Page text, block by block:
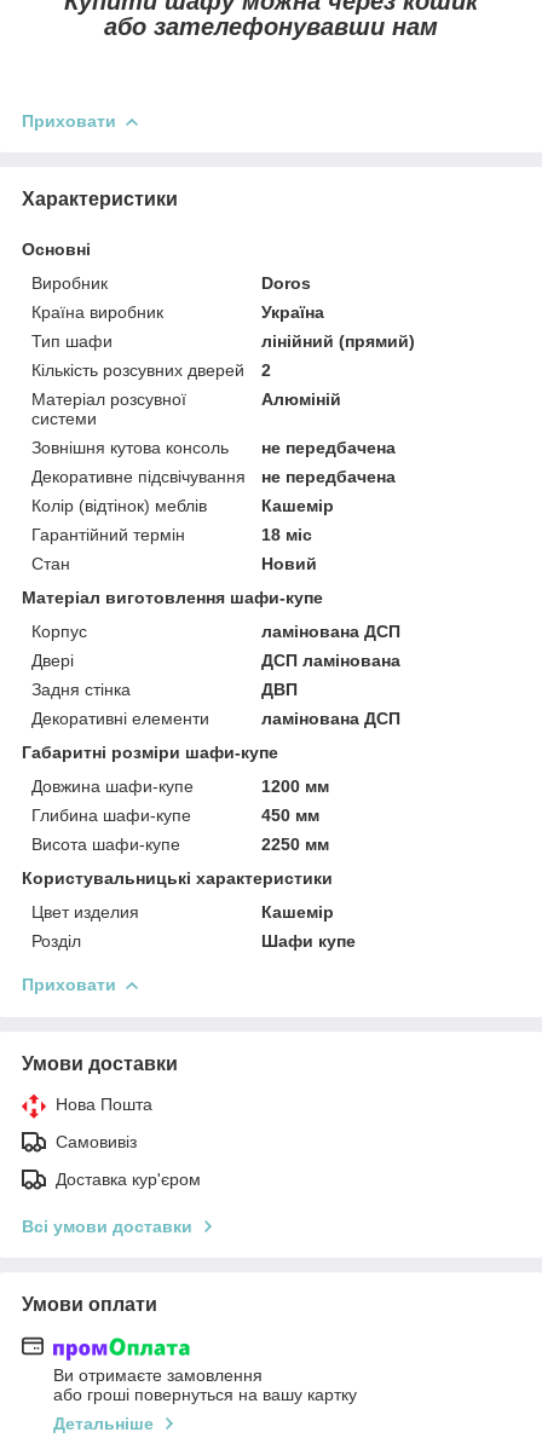
або зателефонувавши нам
Приховати
Характеристики
Основні
Виробник
Doros
Країна виробник
Україна
Тип шафи
лінійний (прямий)
Кількість розсувних дверей
2
Матеріал розсувної
системи
Алюміній
Зовнішня кутова консоль
не передбачена
Декоративне підсвічування
не передбачена
Колір (відтінок) меблів
Кашемір
Гарантійний термін
18 міс
Стан
Новий
Матеріал виготовлення шафи-купе
Корпус
ламінована ДСП
Двері
ДСП ламінована
Задня стінка
ДВП
Декоративні елементи
ламінована ДСП
Габаритні розміри шафи-купе
Довжина шафи-купе
1200 мм
Глибина шафи-купе
450 мм
Висота шафи-купе
2250 мм
Користувальницькі характеристики
Цвет изделия
Кашемір
Розділ
Шафи купе
Приховати
Умови доставки
Нова Пошта
Самовивіз
Доставка кур'єром
Всі умови доставки
Умови оплати
Ви отримаєте замовлення
або гроші повернуться на вашу картку
Детальніше